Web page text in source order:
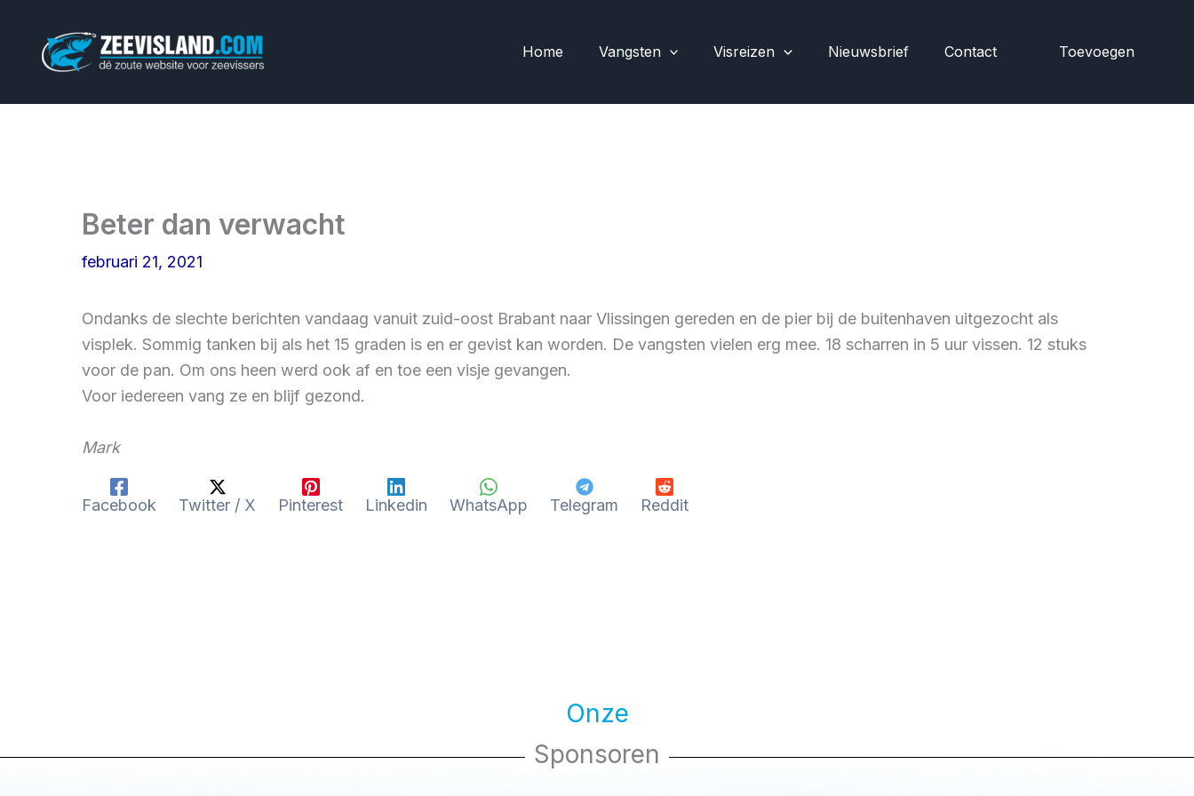
Home Vangsten Visreizen Nieuwsbrief Contact Toevoegen
Beter dan verwacht
februari 21, 2021
Ondanks de slechte berichten vandaag vanuit zuid-oost Brabant naar Vlissingen gereden en de pier bij de buitenhaven uitgezocht als
visplek. Sommig tanken bij als het 15 graden is en er gevist kan worden. De vangsten vielen erg mee. 18 scharren in 5 uur vissen. 12 stuks
voor de pan. Om ons heen werd ook af en toe een visje gevangen.
Voor iedereen vang ze en blijf gezond.
Mark
Facebook Twitter / X Pinterest Linkedin WhatsApp Telegram Reddit
Onze
Sponsoren